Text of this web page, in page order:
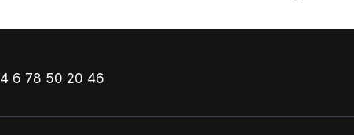
6 78 50 20 46